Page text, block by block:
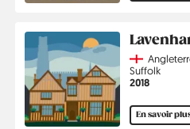
Country
Région
Suffolk
Année
2018
En savoir